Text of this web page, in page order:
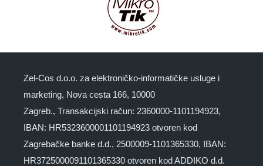
Zel-Cos d.o.o. za elektroničko-informatičke usluge i
marketing, Nova cesta 166, 10000
Zagreb., Transakcijski račun: 2360000-1101194923,
IBAN: HR5323600001101194923 otvoren kod
Zagrebačke banke d.d., 2500009-1101365330, IBAN:
HR3725000091101365330 otvoren kod ADDIKO d.d.